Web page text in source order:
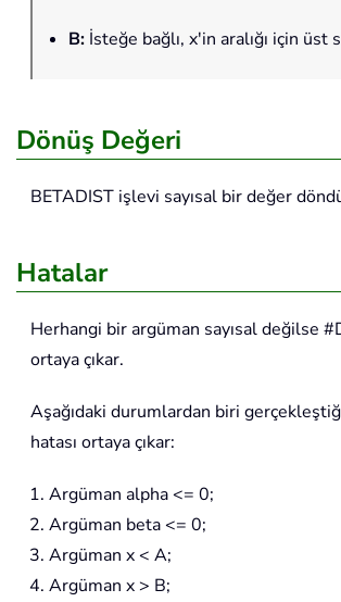
B: İsteğe bağlı, x'in aralığı için üst
Dönüş Değeri
BETADIST işlevi sayısal bir değer
Hatalar
Herhangi bir argüman sayısal değilse
ortaya çıkar.
Aşağıdaki durumlardan biri
hatası ortaya çıkar:
Argüman alpha <= 0;
Argüman beta <= 0;
Argüman x < A;
Argüman x > B;